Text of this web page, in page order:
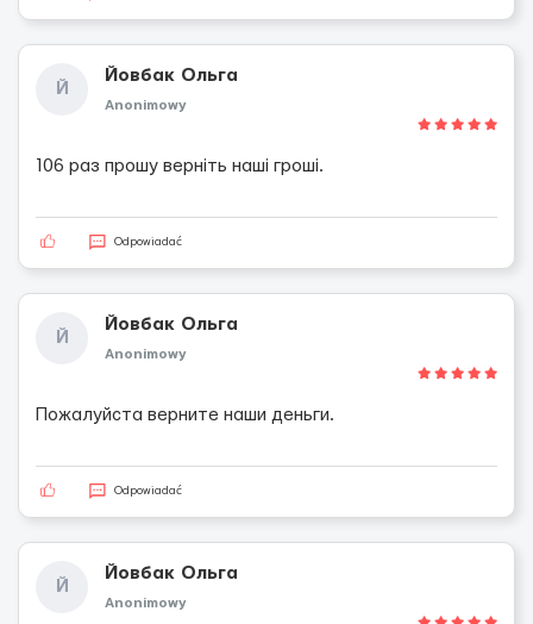
Й
Йовбак Ольга
Anonimowy
106 раз прошу верніть наші гроші.
Odpowiadać
Й
Йовбак Ольга
Anonimowy
Пожалуйста верните наши деньги.
Odpowiadać
Й
Йовбак Ольга
Anonimowy